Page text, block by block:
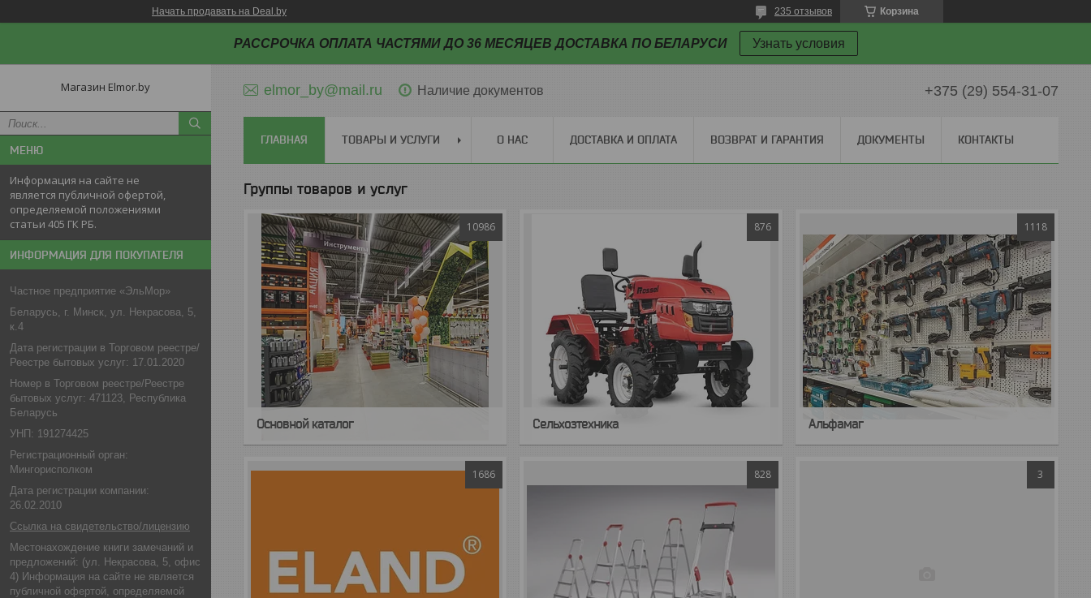
Начать продавать на Deal.by Корзина
235 отзывов
РАССРОЧКА ОПЛАТА ЧАСТЯМИ ДО 36 МЕСЯЦЕВ ДОСТАВКА ПО БЕЛАРУСИ Узнать условия
Магазин Elmor.by
Информация на сайте не
является публичной офертой,
определяемой положениями
статьи 405 ГК РБ.
ИНФОРМАЦИЯ ДЛЯ ПОКУПАТЕЛЯ
Частное предприятие «ЭльМор»
Беларусь, г. Минск, ул. Некрасова, 5,
к.4
Дата регистрации в Торговом реестре/
Реестре бытовых услуг: 17.01.2020
Номер в Торговом реестре/Реестре
бытовых услуг: 471123, Республика
Беларусь
УНП: 191274425
Регистрационный орган:
Мингорисполком
Дата регистрации компании:
26.02.2010
Ссылка на свидетельство/лицензию
Местонахождение книги замечаний и
предложений: (ул. Некрасова, 5, офис
4) Информация на сайте не является
публичной офертой, определяемой
elmor_by@mail.ru Наличие документов +375 (29) 554-31-07
ГЛАВНАЯ ТОВАРЫ И УСЛУГИ О НАС ДОСТАВКА И ОПЛАТА ВОЗВРАТ И ГАРАНТИЯ ДОКУМЕНТЫ КОНТАКТЫ
Группы товаров и услуг
10986
Основной каталог
876
Сельхозтехника
1118
Альфамаг
1686 828 3